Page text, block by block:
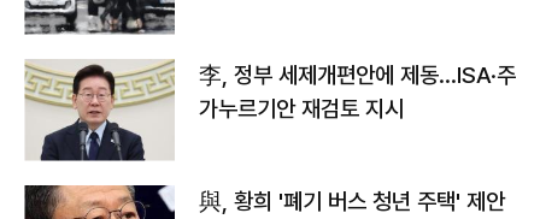
李, 정부 세제개편안에 제동…ISA·주
가누르기안 재검토 지시
與, 황희 '폐기 버스 청년 주택' 제안